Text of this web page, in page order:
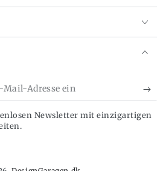
Newsletter mit einzigartigen